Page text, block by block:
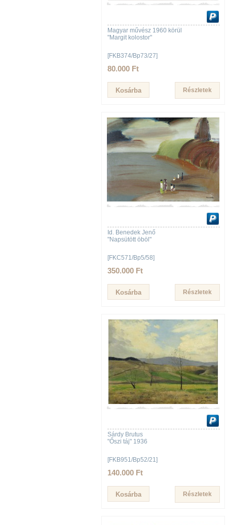
Magyar művész 1960 körül
"Margit kolostor"
[FKB374/Bp73/27]
80.000 Ft
Részletek
Id. Benedek Jenő
"Napsütött öböl"
[FKC571/Bp5/58]
350.000 Ft
Részletek
Sárdy Brutus
"Őszi táj" 1936
[FKB951/Bp52/21]
140.000 Ft
Részletek